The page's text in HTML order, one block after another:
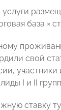
база ×
свой
I и II
ставку